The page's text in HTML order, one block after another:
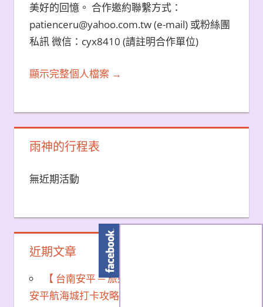
美好的回憶。 合作邀約聯繫方式：
patienceru@yahoo.com.tw (e-mail) 或粉絲團
私訊 微信：cyx8410 (請註明合作單位)
顯示完整個人檔案 →
雨神的行程表
無近期活動
近期文章
【 台南安平 ─ 旅遊 】
安平航海城打卡攻略